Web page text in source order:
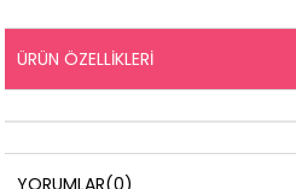
ÜRÜN ÖZELLIKLERI